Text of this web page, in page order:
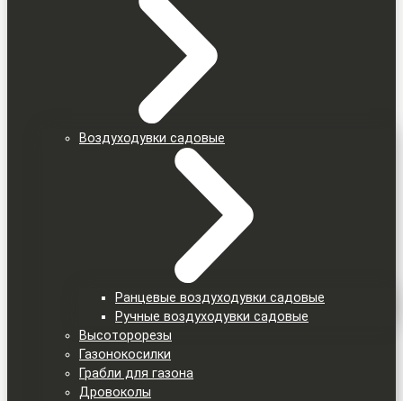
Воздуходувки садовые
Ранцевые воздуходувки садовые
Ручные воздуходувки садовые
Высоторорезы
Газонокосилки
Грабли для газона
Дровоколы